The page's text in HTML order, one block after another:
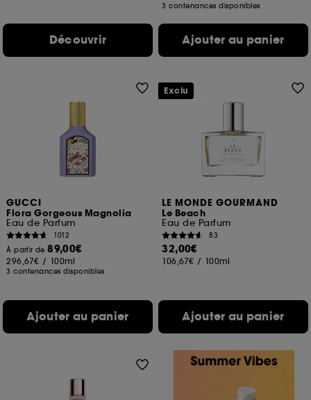
Découvrir
3 contenances disponibles
Ajouter au panier
GUCCI
Flora Gorgeous Magnolia
Eau de Parfum
1012
À partir de89,00€
296,67€ / 100ml
3 contenances disponibles
Ajouter au panier
LE MONDE GOURMAND
Le Beach
Eau de Parfum
83
32,00€
106,67€ / 100ml
Ajouter au panier
Exclu